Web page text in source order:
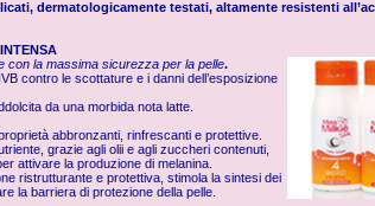
dermatologicamente testati, altamente resistenti
con la massima sicurezza per la pelle.
contro le scottature e i danni dell’esposizione
da una morbida nota latte.
abbronzanti, rinfrescanti e protettive.
grazie agli olii e agli zuccheri contenuti,
attivare la produzione di melanina.
ristrutturante e protettiva, stimola la sintesi dei
la barriera di protezione della pelle.